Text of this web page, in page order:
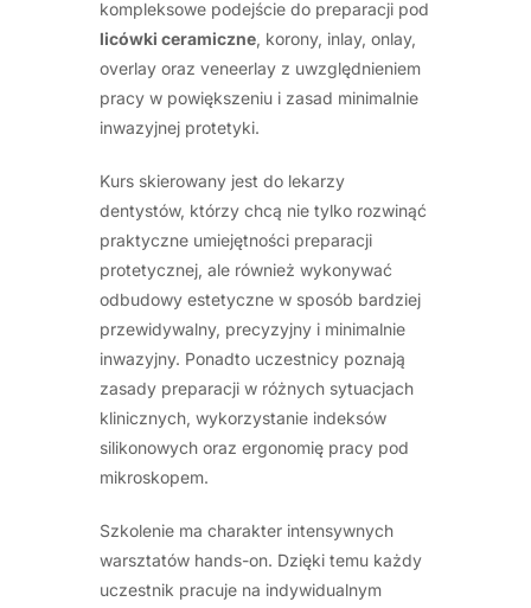
kompleksowe podejście do preparacji pod
licówki ceramiczne, korony, inlay, onlay,
overlay oraz veneerlay z uwzględnieniem
pracy w powiększeniu i zasad minimalnie
inwazyjnej protetyki.
Kurs skierowany jest do lekarzy
dentystów, którzy chcą nie tylko rozwinąć
praktyczne umiejętności preparacji
protetycznej, ale również wykonywać
odbudowy estetyczne w sposób bardziej
przewidywalny, precyzyjny i minimalnie
inwazyjny. Ponadto uczestnicy poznają
zasady preparacji w różnych sytuacjach
klinicznych, wykorzystanie indeksów
silikonowych oraz ergonomię pracy pod
mikroskopem.
Szkolenie ma charakter intensywnych
warsztatów hands-on. Dzięki temu każdy
uczestnik pracuje na indywidualnym